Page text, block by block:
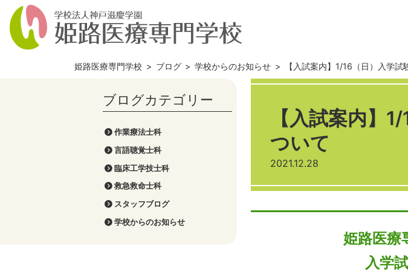
姫路医療専門学校 > ブログ > 学校からのお知らせ > 【入試案内】1/16（日）入学
作業療法士科
言語聴覚士科
臨床工学技士科
救急救命士科
スタッフブログ
学校からのお知らせ
【入試案内】
ついて
2021.12.28
姫路医療
入学